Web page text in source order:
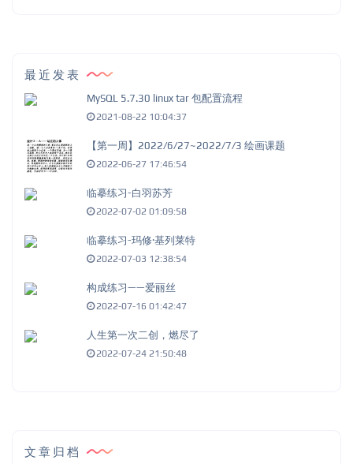
最近发表
MySQL 5.7.30 linux tar 包配置流程
2021-08-22 10:04:37
【第一周】2022/6/27~2022/7/3 绘画课题
2022-06-27 17:46:54
临摹练习-白羽苏芳
2022-07-02 01:09:58
临摹练习-玛修·基列莱特
2022-07-03 12:38:54
构成练习——爱丽丝
2022-07-16 01:42:47
人生第一次二创，燃尽了
2022-07-24 21:50:48
文章归档